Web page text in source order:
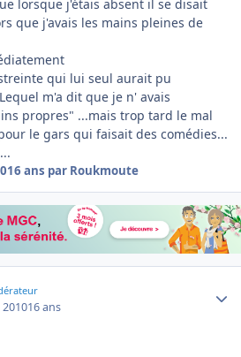
lorsque j'étais absent il se disait
que j'avais les mains pleines de
qui lui seul aurait pu
m'a dit que je n' avais
propres" ...mais trop tard le mal
le gars qui faisait des comédies...
16 ans par Roukmoute
16 ans